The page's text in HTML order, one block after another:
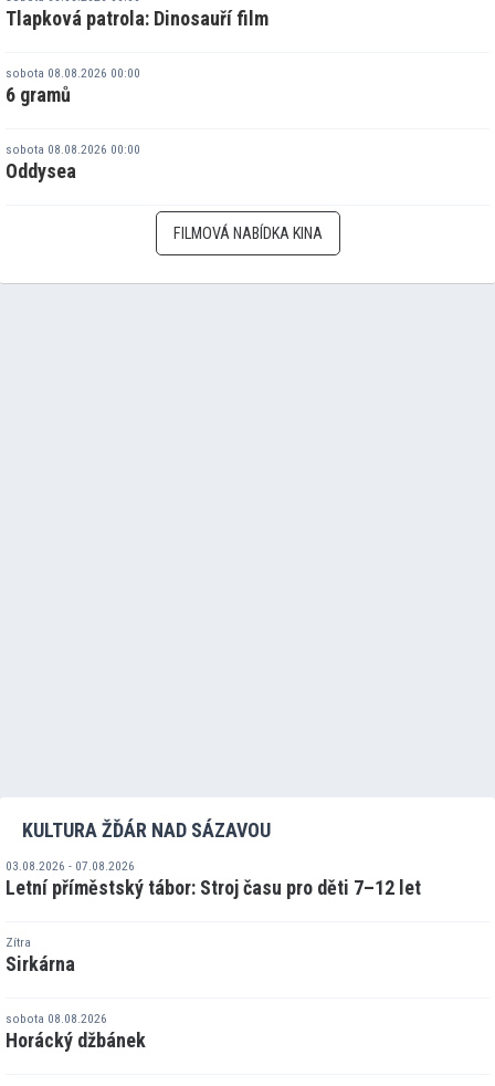
Tlapková patrola: Dinosauří film
sobota 08.08.2026 00:00
6 gramů
sobota 08.08.2026 00:00
Oddysea
FILMOVÁ NABÍDKA KINA
KULTURA ŽĎÁR NAD SÁZAVOU
03.08.2026 - 07.08.2026
Letní příměstský tábor: Stroj času pro děti 7–12 let
Zítra
Sirkárna
sobota 08.08.2026
Horácký džbánek